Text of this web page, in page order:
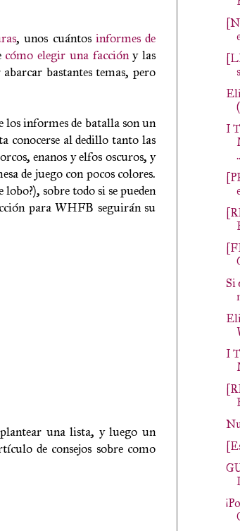
, unos cuántos informes de
cómo elegir una faccióny las
bastantes temas, pero
los informes de batalla son un
conocerse al dedillo tanto las
enanos y elfos oscuros, y
de juego con pocos colores.
sobre todo si se pueden
para WHFB seguirán su
una lista, y luego un
de consejos sobre como
I
Si
I